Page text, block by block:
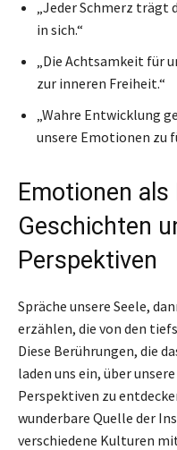
„Jeder Schmerz trägt
in sich.“
„Die Achtsamkeit für
zur inneren Freiheit.“
„Wahre Entwicklung
unsere Emotionen zu
Emotionen als
Geschichten
Perspektiven
Spräche unsere Seele,
erzählen, die von den
Diese Berührungen, die
laden uns ein, über
Perspektiven zu
wunderbare Quelle der
verschiedene Kulturen